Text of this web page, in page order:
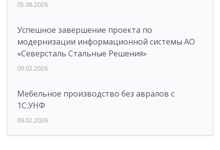
05.08.2026
Успешное завершение проекта по
модернизации информационной системы АО
«Северсталь Стальные Решения»
09.02.2026
Мебельное производство без авралов с
1С:УНФ
09.02.2026